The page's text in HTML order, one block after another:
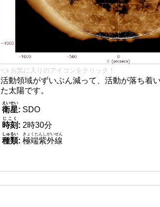
👈 お気に入りのアイコンをクリック！
活動領域がずいぶん減って、活動が落ち着い
た太陽です。
衛星
えいせい
: SDO
時刻
じこく
: 2時30分
種類
しゅるい
: 極端紫外線
きょくたんしがいせん